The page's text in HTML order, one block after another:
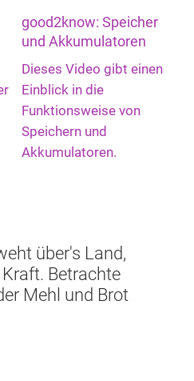
good2know: Speicher
und Akkumulatoren
Dieses Video gibt einen
Einblick in die
Funktionsweise von
Speichern und
Akkumulatoren.
über's Land,
Betrachte
Mehl und Brot